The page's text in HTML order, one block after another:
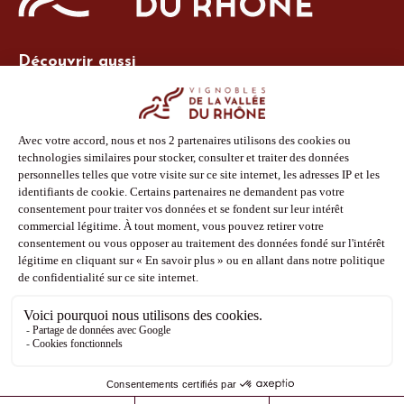
Découvrir aussi
Espace adhérent
Espace presse
Phototèque
Suivez-nous
Facebook
Instagram
Pinterest
Youtube